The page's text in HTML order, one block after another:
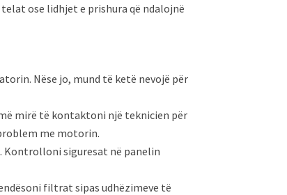
ose lidhjet e prishura që ndalojnë
Nëse jo, mund të ketë nevojë për
mirë të kontaktoni një teknicien për
me motorin.
Kontrolloni siguresat në panelin
filtrat sipas udhëzimeve të